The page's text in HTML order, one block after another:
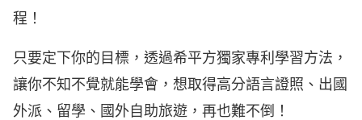
程！
只要定下你的目標，透過希平方獨家專利學習方法，
讓你不知不覺就能學會，想取得高分語言證照、出國
外派、留學、國外自助旅遊，再也難不倒！